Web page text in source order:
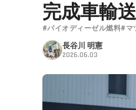
完成車輸
#バイオディーゼル燃料#マ
長谷川 明憲
2026.06.03